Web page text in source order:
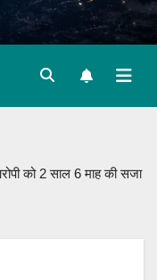
को 2 साल 6 माह की सजा